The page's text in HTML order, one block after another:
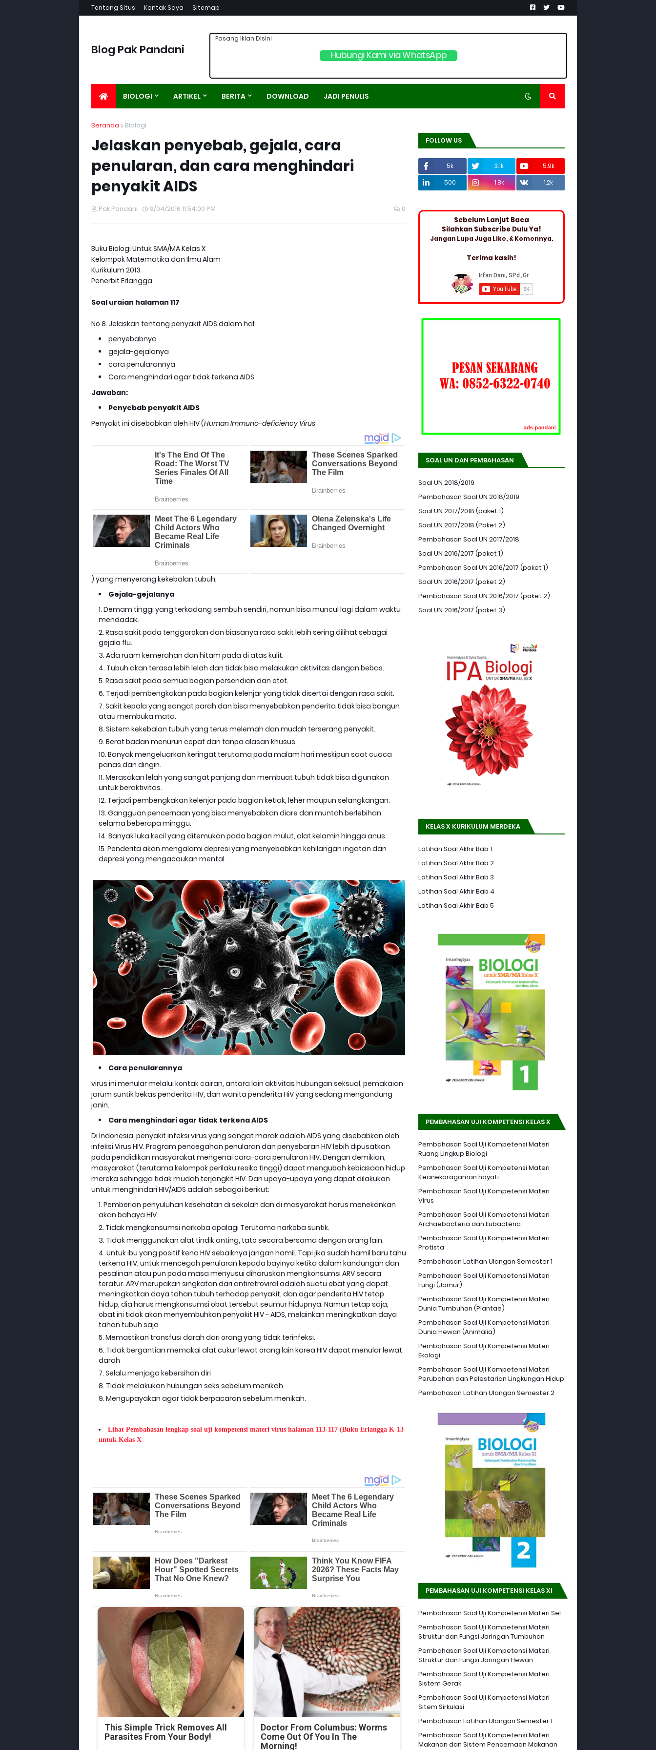
Tentang Situs Kontak Saya Sitemap
Blog Pak Pandani Hubungi Kami via WhatsApp
Pasang Iklan Disini
BIOLOGI ARTIKEL BERITA DOWNLOAD JADI PENULIS
Beranda Biologi
Jelaskan penyebab, gejala, cara
penularan, dan cara menghindari
penyakit AIDS
Pak Pandani 9/04/2016 11:54:00 PM 0
Buku Biologi Untuk SMA/MA Kelas X
Kelompok Matematika dan Ilmu Alam
Kurikulum 2013
Penerbit Erlangga
Soal uraian halaman 117
No 8. Jelaskan tentang penyakit AIDS dalam hal:
penyebabnya
gejala-gejalanya
cara penularannya
Cara menghindari agar tidak terkena AIDS
Jawaban:
Penyebab penyakit AIDS
Penyakit ini disebabkan oleh HIV (Human Immuno-deficiency Virus
) yang menyerang kekebalan tubuh,
Gejala-gejalanya
Demam tinggi yang terkadang sembuh sendiri, namun bisa muncul lagi dalam waktu
mendadak.
Rasa sakit pada tenggorokan dan biasanya rasa sakit lebih sering dilihat sebagai
gejala flu.
Ada ruam kemerahan dan hitam pada di atas kulit.
Tubuh akan terasa lebih lelah dan tidak bisa melakukan aktivitas dengan bebas.
Rasa sakit pada semua bagian persendian dan otot.
Terjadi pembengkakan pada bagian kelenjar yang tidak disertai dengan rasa sakit.
Sakit kepala yang sangat parah dan bisa menyebabkan penderita tidak bisa bangun
atau membuka mata.
Sistem kekebalan tubuh yang terus melemah dan mudah terserang penyakit.
Berat badan menurun cepat dan tanpa alasan khusus.
Banyak mengeluarkan keringat terutama pada malam hari meskipun saat cuaca
panas dan dingin.
Merasakan lelah yang sangat panjang dan membuat tubuh tidak bisa digunakan
untuk beraktivitas.
Terjadi pembengkakan kelenjar pada bagian ketiak, leher maupun selangkangan.
Gangguan pencernaan yang bisa menyebabkan diare dan muntah berlebihan
selama beberapa minggu.
Banyak luka kecil yang ditemukan pada bagian mulut, alat kelamin hingga anus.
Penderita akan mengalami depresi yang menyebabkan kehilangan ingatan dan
depresi yang mengacaukan mental.
Cara penularannya
virus ini menular melalui kontak cairan, antara lain aktivitas hubungan seksual, pemakaian
jarum suntik bekas penderita HIV, dan wanita penderita HiV yang sedang mengandung
janin.
Cara menghindari agar tidak terkena AIDS
Di Indonesia, penyakit infeksi virus yang sangat marak adalah AIDS yang disebabkan oleh
infeksi Virus HIV. Program pencegahan penularan dan penyebaran HIV lebih dipusatkan
pada pendidikan masyarakat mengenai cara-cara penularan HIV. Dengan demikian,
masyarakat (terutama kelompok perilaku resiko tinggi) dapat mengubah kebiasaan hidup
mereka sehingga tidak mudah terjangkit HIV. Dan upaya-upaya yang dapat dilakukan
untuk menghindari HIV/AIDS adalah sebagai berikut:
Pemberian penyuluhan kesehatan di sekolah dan di masyarakat harus menekankan
akan bahaya HIV.
Tidak mengkonsumsi narkoba apalagi Terutama narkoba suntik.
Tidak menggunakan alat tindik anting, tato secara bersama dengan orang lain.
Untuk ibu yang positif kena HIV sebaiknya jangan hamil. Tapi jika sudah hamil baru tahu
terkena HIV, untuk mencegah penularan kepada bayinya ketika dalam kandungan dan
pesalinan atau pun pada masa menyusui diharuskan mengkonsumsi ARV secara
teratur. ARV merupakan singkatan dari antiretroviral adalah suatu obat yang dapat
meningkatkan daya tahan tubuh terhadap penyakit, dan agar penderita HIV tetap
hidup, dia harus mengkonsumsi obat tersebut seumur hidupnya. Namun tetap saja,
obat ini tidak akan menyembuhkan penyakit HIV - AIDS, melainkan meningkatkan daya
tahan tubuh saja
Memastikan transfusi darah dari orang yang tidak terinfeksi.
Tidak bergantian memakai alat cukur lewat orang lain karea HIV dapat menular lewat
darah
Selalu menjaga kebersihan diri
Tidak melakukan hubungan seks sebelum menikah
Mengupayakan agar tidak berpacaran sebelum menikah.
Lihat Pembahasan lengkap soal uji kompetensi materi virus halaman 113-117 (Buku Erlangga K-13
untuk Kelas X
This Simple Trick Removes All
Parasites From Your Body!
Doctor From Columbus: Worms
Come Out Of You In The
Morning!
FOLLOW US
5k 3.1k
5.9k
500
1.8k 1.2k
Sebelum Lanjut Baca
Silahkan Subscribe Dulu Ya!
Jangan Lupa Juga Like, & Komennya.
Terima kasih!
SOAL UN DAN PEMBAHASAN
Soal UN 2018/2019
Pembahasan Soal UN 2018/2019
Soal UN 2017/2018 (paket 1)
Soal UN 2017/2018 (Paket 2)
Pembahasan Soal UN 2017/2018
Soal UN 2016/2017 (paket 1)
Pembahasan Soal UN 2016/2017 (paket 1)
Soal UN 2016/2017 (paket 2)
Pembahasan Soal UN 2016/2017 (paket 2)
Soal UN 2016/2017 (paket 3)
KELAS X KURIKULUM MERDEKA
Latihan Soal Akhir Bab 1
Latihan Soal Akhir Bab 2
Latihan Soal Akhir Bab 3
Latihan Soal Akhir Bab 4
Latihan Soal Akhir Bab 5
PEMBAHASAN UJI KOMPETENSI KELAS X
Pembahasan Soal Uji Kompetensi Materi
Ruang Lingkup Biologi
Pembahasan Soal Uji Kompetensi Materi
Keanekaragaman hayati
Pembahasan Soal Uji Kompetensi Materi
Virus
Pembahasan Soal Uji Kompetensi Materi
Archaebacteria dan Eubacteria
Pembahasan Soal Uji Kompetensi Materi
Protista
Pembahasan Latihan Ulangan Semester 1
Pembahasan Soal Uji Kompetensi Materi
Fungi (Jamur)
Pembahasan Soal Uji Kompetensi Materi
Dunia Tumbuhan (Plantae)
Pembahasan Soal Uji Kompetensi Materi
Dunia Hewan (Animalia)
Pembahasan Soal Uji Kompetensi Materi
Ekologi
Pembahasan Soal Uji Kompetensi Materi
Perubahan dan Pelestarian Lingkungan Hidup
Pembahasan Latihan Ulangan Semester 2
PEMBAHASAN UJI KOMPETENSI KELAS XI
Pembahasan Soal Uji Kompetensi Materi Sel
Pembahasan Soal Uji Kompetensi Materi
Struktur dan Fungsi Jaringan Tumbuhan
Pembahasan Soal Uji Kompetensi Materi
Struktur dan Fungsi Jaringan Hewan
Pembahasan Soal Uji Kompetensi Materi
Sistem Gerak
Pembahasan Soal Uji Kompetensi Materi
Sitem Sirkulasi
Pembahasan Latihan Ulangan Semester 1
Pembahasan Soal Uji Kompetensi Materi
Makanan dan Sistem Pencernaan Makanan